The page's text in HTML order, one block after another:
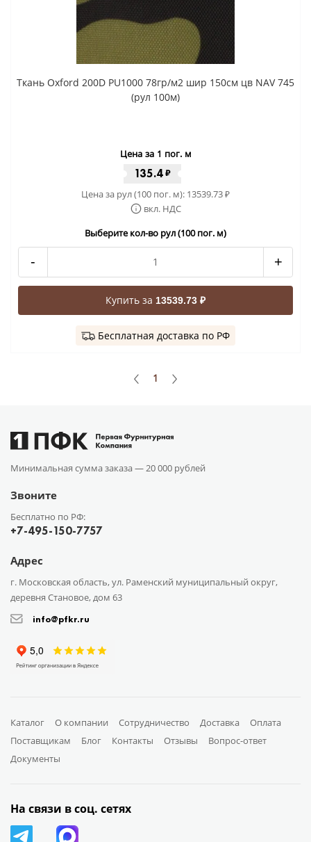
Ткань Oxford 200D PU1000 78гр/м2 шир 150см цв NAV 745
(рул 100м)
Цена за 1 пог. м
135.4 ₽
Цена за рул (100 пог. м): 13539.73₽
вкл. НДС
Выберите кол-во рул (100 пог. м)
- +
Купить за 13539.73 ₽
Бесплатная доставка по РФ
1
Минимальная сумма заказа —20 000 рублей
Звоните
Бесплатно по РФ:
+7-495-150-7757
Адрес
г. Московская область, ул. Раменский муниципальный округ,
деревня Становое, дом 63
info@pfkr.ru
Каталог О компании Сотрудничество Доставка
Оплата
Поставщикам
Блог Контакты Отзывы
Вопрос-ответ
Документы
На связи в соц. сетях